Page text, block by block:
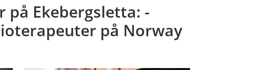
på Ekebergsletta: -
på Norway